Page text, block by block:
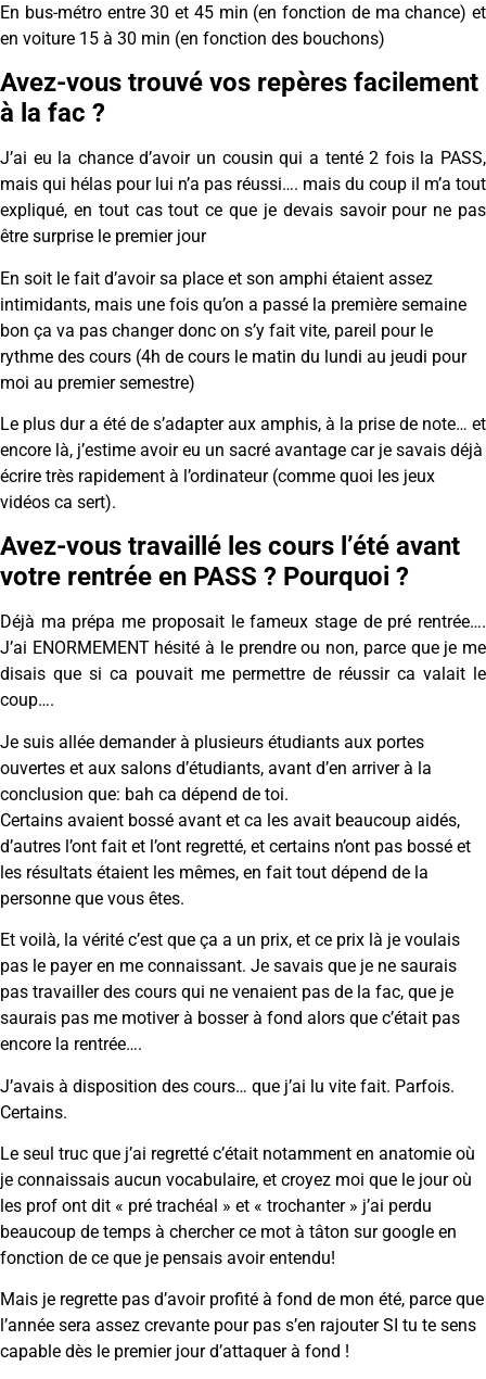
En bus-métro entre 30 et 45 min (en fonction de ma chance) et
en voiture 15 à 30 min (en fonction des bouchons)
Avez-vous trouvé vos repères facilement
à la fac ?
J’ai eu la chance d’avoir un cousin qui a tenté 2 fois la PASS,
mais qui hélas pour lui n’a pas réussi…. mais du coup il m’a tout
expliqué, en tout cas tout ce que je devais savoir pour ne pas
être surprise le premier jour
En soit le fait d’avoir sa place et son amphi étaient assez
intimidants, mais une fois qu’on a passé la première semaine
bon ça va pas changer donc on s’y fait vite, pareil pour le
rythme des cours (4h de cours le matin du lundi au jeudi pour
moi au premier semestre)
Le plus dur a été de s’adapter aux amphis, à la prise de note… et
encore là, j’estime avoir eu un sacré avantage car je savais déjà
écrire très rapidement à l’ordinateur (comme quoi les jeux
vidéos ca sert).
Avez-vous travaillé les cours l’été avant
votre rentrée en PASS ? Pourquoi ?
Déjà ma prépa me proposait le fameux stage de pré rentrée….
J’ai ENORMEMENT hésité à le prendre ou non, parce que je me
disais que si ca pouvait me permettre de réussir ca valait le
coup….
Je suis allée demander à plusieurs étudiants aux portes
ouvertes et aux salons d’étudiants, avant d’en arriver à la
conclusion que: bah ca dépend de toi.
Certains avaient bossé avant et ca les avait beaucoup aidés,
d’autres l’ont fait et l’ont regretté, et certains n’ont pas bossé et
les résultats étaient les mêmes, en fait tout dépend de la
personne que vous êtes.
Et voilà, la vérité c’est que ça a un prix, et ce prix là je voulais
pas le payer en me connaissant. Je savais que je ne saurais
pas travailler des cours qui ne venaient pas de la fac, que je
saurais pas me motiver à bosser à fond alors que c’était pas
encore la rentrée….
J’avais à disposition des cours… que j’ai lu vite fait. Parfois.
Certains.
Le seul truc que j’ai regretté c’était notamment en anatomie où
je connaissais aucun vocabulaire, et croyez moi que le jour où
les prof ont dit « pré trachéal » et « trochanter » j’ai perdu
beaucoup de temps à chercher ce mot à tâton sur google en
fonction de ce que je pensais avoir entendu!
Mais je regrette pas d’avoir profité à fond de mon été, parce que
l’année sera assez crevante pour pas s’en rajouter SI tu te sens
capable dès le premier jour d’attaquer à fond !